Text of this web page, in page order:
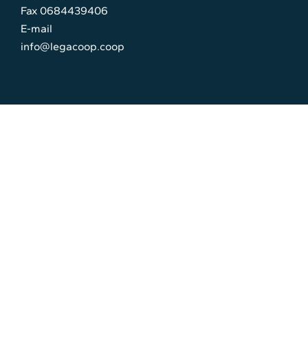
Fax 0684439406
E-mail
info@legacoop.coop